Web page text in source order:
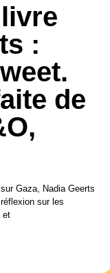
:
de
Gaza, Nadia Geerts
sur les
et